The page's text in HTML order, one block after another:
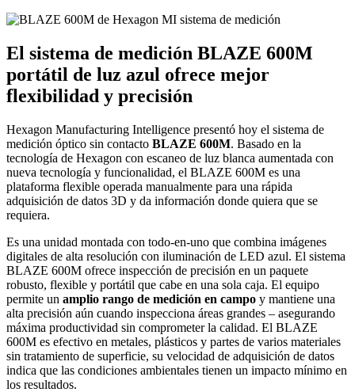
El sistema de medición BLAZE 600M
portátil de luz azul ofrece mejor
flexibilidad y precisión
Hexagon Manufacturing Intelligence presentó hoy el sistema de
medición óptico sin contacto BLAZE 600M. Basado en la
tecnología de Hexagon con escaneo de luz blanca aumentada con
nueva tecnología y funcionalidad, el BLAZE 600M es una
plataforma flexible operada manualmente para una rápida
adquisición de datos 3D y da información donde quiera que se
requiera.
Es una unidad montada con todo-en-uno que combina imágenes
digitales de alta resolución con iluminación de LED azul. El sistema
BLAZE 600M ofrece inspección de precisión en un paquete
robusto, flexible y portátil que cabe en una sola caja. El equipo
permite un amplio rango de medición en campo y mantiene una
alta precisión aún cuando inspecciona áreas grandes – asegurando
máxima productividad sin comprometer la calidad. El BLAZE
600M es efectivo en metales, plásticos y partes de varios materiales
sin tratamiento de superficie, su velocidad de adquisición de datos
indica que las condiciones ambientales tienen un impacto mínimo en
los resultados.